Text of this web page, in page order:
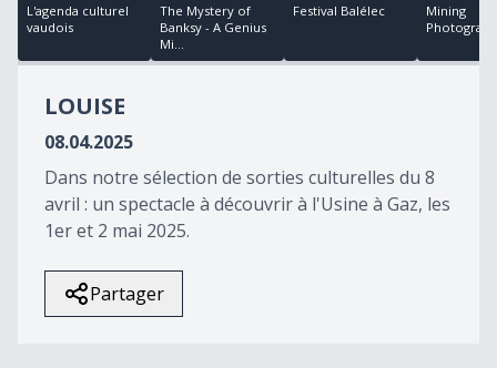
minutes,
seconds
L'agenda culturel
vaudois
The Mystery of
Banksy - A Genius
Mi...
Festival Balélec
Mining
LOUISE
08.04.2025
Dans notre sélection de sorties culturelles du 8
avril : un spectacle à découvrir à l'Usine à Gaz, les
1er et 2 mai 2025.
Partager